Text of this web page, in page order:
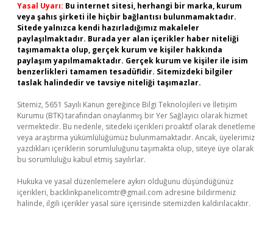
Yasal Uyarı: Bu internet sitesi, herhangi bir marka, kurum
veya şahıs şirketi ile hiçbir bağlantısı bulunmamaktadır.
Sitede yalnızca kendi hazırladığımız makaleler
paylaşılmaktadır. Burada yer alan içerikler haber niteliği
taşımamakta olup, gerçek kurum ve kişiler hakkında
paylaşım yapılmamaktadır. Gerçek kurum ve kişiler ile isim
benzerlikleri tamamen tesadüfidir. Sitemizdeki bilgiler
taslak halindedir ve tavsiye niteliği taşımazlar.
Sitemiz, 5651 Sayılı Kanun gereğince Bilgi Teknolojileri ve İletişim
Kurumu (BTK) tarafından onaylanmış bir Yer Sağlayıcı olarak hizmet
vermektedir. Bu nedenle, sitedeki içerikleri proaktif olarak denetleme
veya araştırma yükümlülüğümüz bulunmamaktadır. Ancak, üyelerimiz
yazdıkları içeriklerin sorumluluğunu taşımakta olup, siteye üye olarak
bu sorumluluğu kabul etmiş sayılırlar.
Hukuka ve yasal düzenlemelere aykırı olduğunu düşündüğünüz
içerikleri, backlinkpanelicomtr@gmail.com adresine bildirmeniz
halinde, ilgili içerikler yasal süre içerisinde sitemizden kaldırılacaktır.